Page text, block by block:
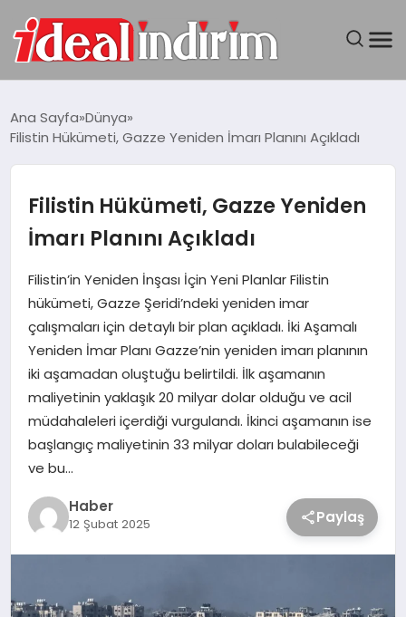
DÜNYA
SEYAHAT
TEKNOLOJI
YAŞAM
Ana Sayfa Dünya
Filistin Hükümeti, Gazze Yeniden İmarı Planını Açıkladı
Filistin Hükümeti, Gazze Yeniden
İmarı Planını Açıkladı
Filistin’in Yeniden İnşası İçin Yeni Planlar Filistin
hükümeti, Gazze Şeridi’ndeki yeniden imar
çalışmaları için detaylı bir plan açıkladı. İki Aşamalı
Yeniden İmar Planı Gazze’nin yeniden imarı planının
iki aşamadan oluştuğu belirtildi. İlk aşamanın
maliyetinin yaklaşık 20 milyar dolar olduğu ve acil
müdahaleleri içerdiği vurgulandı. İkinci aşamanın ise
başlangıç maliyetinin 33 milyar doları bulabileceği
ve bu…
Haber
12 Şubat 2025 Paylaş